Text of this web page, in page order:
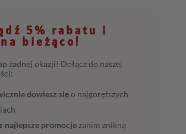
5% rabatu i
bieżąco!
żadnej okazji! Dołącz do naszej
dowiesz sięo najgorętszych
najlepsze promocje zanim znikną